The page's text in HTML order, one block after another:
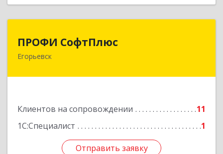
ПРОФИ СофтПлюс
Егорьевск
Клиентов на сопровождении
11
1С:Специалист
1
Отправить заявку
Отправить заявку